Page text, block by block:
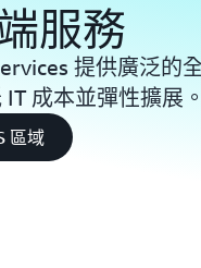
服務
提供廣泛的
成本並彈性擴展。
區域